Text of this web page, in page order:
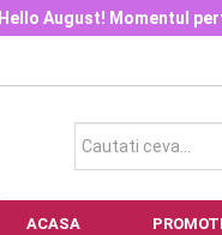
Hello August! Momentul
ACASA